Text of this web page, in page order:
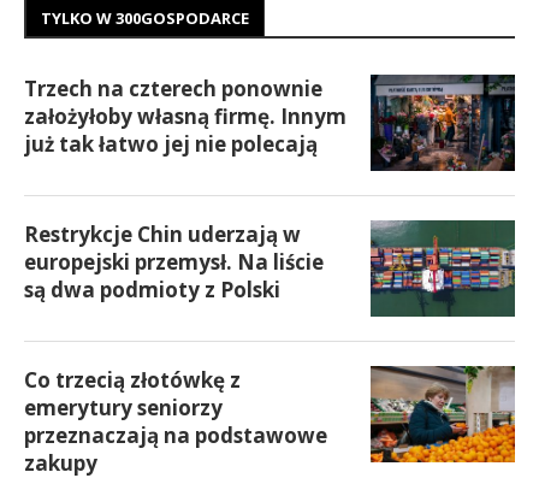
TYLKO W 300GOSPODARCE
Trzech na czterech ponownie
założyłoby własną firmę. Innym
już tak łatwo jej nie polecają
Restrykcje Chin uderzają w
europejski przemysł. Na liście
są dwa podmioty z Polski
Co trzecią złotówkę z
emerytury seniorzy
przeznaczają na podstawowe
zakupy